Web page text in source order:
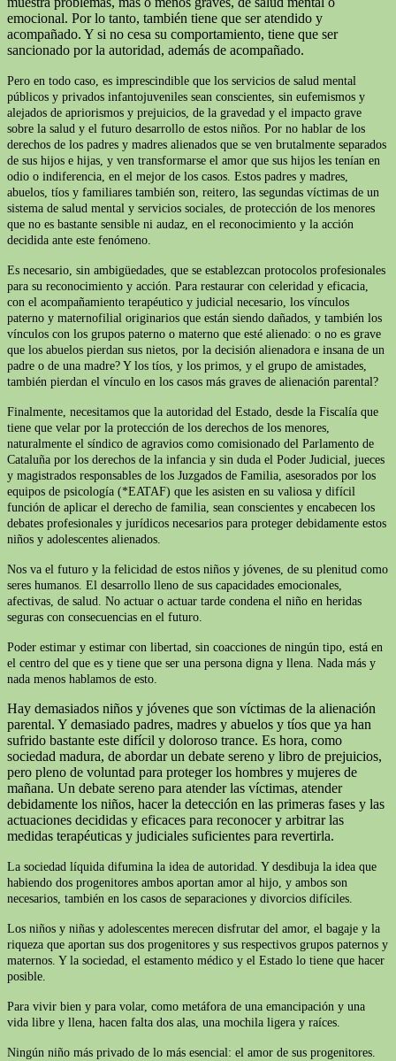
emocional. Por lo tanto, también tiene que ser atendido y
acompañado. Y si no cesa su comportamiento, tiene que ser
sancionado por la autoridad, además de acompañado.
Pero en todo caso, es imprescindible que los servicios de salud mental
públicos y privados infantojuveniles sean conscientes, sin eufemismos y
alejados de apriorismos y prejuicios, de la gravedad y el impacto grave
sobre la salud y el futuro desarrollo de estos niños. Por no hablar de los
derechos de los padres y madres alienados que se ven brutalmente separados
de sus hijos e hijas, y ven transformarse el amor que sus hijos les tenían en
odio o indiferencia, en el mejor de los casos. Estos padres y madres,
abuelos, tíos y familiares también son, reitero, las segundas víctimas de un
sistema de salud mental y servicios sociales, de protección de los menores
que no es bastante sensible ni audaz, en el reconocimiento y la acción
decidida ante este fenómeno.
Es necesario, sin ambigüedades, que se establezcan protocolos profesionales
para su reconocimiento y acción. Para restaurar con celeridad y eficacia,
con el acompañamiento terapéutico y judicial necesario, los vínculos
paterno y maternofilial originarios que están siendo dañados, y también los
vínculos con los grupos paterno o materno que esté alienado: o no es grave
que los abuelos pierdan sus nietos, por la decisión alienadora e insana de un
padre o de una madre? Y los tíos, y los primos, y el grupo de amistades,
también pierdan el vínculo en los casos más graves de alienación parental?
Finalmente, necesitamos que la autoridad del Estado, desde la Fiscalía que
tiene que velar por la protección de los derechos de los menores,
naturalmente el síndico de agravios como comisionado del Parlamento de
Cataluña por los derechos de la infancia y sin duda el Poder Judicial, jueces
y magistrados responsables de los Juzgados de Familia, asesorados por los
equipos de psicología (*EATAF) que les asisten en su valiosa y difícil
función de aplicar el derecho de familia, sean conscientes y encabecen los
debates profesionales y jurídicos necesarios para proteger debidamente estos
niños y adolescentes alienados.
Nos va el futuro y la felicidad de estos niños y jóvenes, de su plenitud como
seres humanos. El desarrollo lleno de sus capacidades emocionales,
afectivas, de salud. No actuar o actuar tarde condena el niño en heridas
seguras con consecuencias en el futuro.
Poder estimar y estimar con libertad, sin coacciones de ningún tipo, está en
el centro del que es y tiene que ser una persona digna y llena. Nada más y
nada menos hablamos de esto.
Hay demasiados niños y jóvenes que son víctimas de la alienación
parental. Y demasiado padres, madres y abuelos y tíos que ya han
sufrido bastante este difícil y doloroso trance. Es hora, como
sociedad madura, de abordar un debate sereno y libro de prejuicios,
pero pleno de voluntad para proteger los hombres y mujeres de
mañana. Un debate sereno para atender las víctimas, atender
debidamente los niños, hacer la detección en las primeras fases y las
actuaciones decididas y eficaces para reconocer y arbitrar las
medidas terapéuticas y judiciales suficientes para revertirla.
La sociedad líquida difumina la idea de autoridad. Y desdibuja la idea que
habiendo dos progenitores ambos aportan amor al hijo, y ambos son
necesarios, también en los casos de separaciones y divorcios difíciles.
Los niños y niñas y adolescentes merecen disfrutar del amor, el bagaje y la
riqueza que aportan sus dos progenitores y sus respectivos grupos paternos y
maternos. Y la sociedad, el estamento médico y el Estado lo tiene que hacer
posible.
Para vivir bien y para volar, como metáfora de una emancipación y una
vida libre y llena, hacen falta dos alas, una mochila ligera y raíces.
Ningún niño más privado de lo más esencial: el amor de sus progenitores.